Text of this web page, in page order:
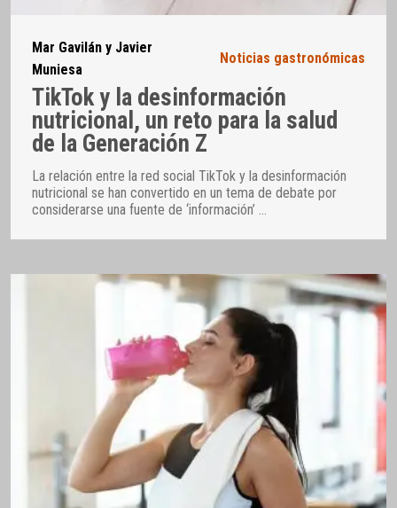
Mar Gavilán y Javier
Muniesa
Noticias gastronómicas
TikTok y la desinformación
nutricional, un reto para la salud
de la Generación Z
La relación entre la red social TikTok y la desinformación
nutricional se han convertido en un tema de debate por
considerarse una fuente de ‘información’ …